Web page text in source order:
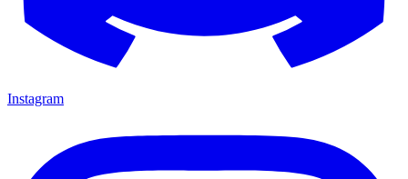
Instagram